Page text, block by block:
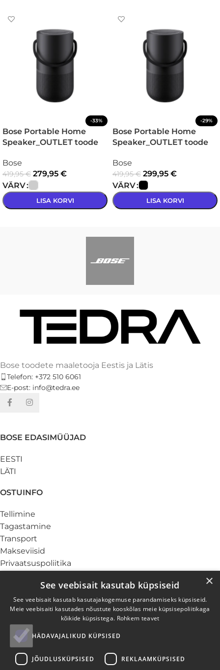
-33%
Bose Portable Home
Speaker_OUTLET toode
Bose
419,95€ 279,95 €
VÄRV
LISA KORVI
-29%
Bose Portable Home
Speaker_OUTLET toode
Bose
419,95€ 299,95 €
VÄRV
LISA KORVI
Bose toodete maaletooja Eestis ja Lätis
Telefon: +372 510 6061
E-post: info@tedra.ee
BOSE EDASIMÜÜJAD
EESTI
LÄTI
OSTUINFO
Tellimine
Tagastamine
Transport
Makseviisid
Privaatsuspoliitika
TEENUSED
Garantii ja hooldus
Elektroonikajäätmed
Paigaldus
Järelmaks
×
See veebisait kasutab küpsiseid
See veebisait kasutab kasutajakogemuse parandamiseks küpsiseid.
Meie veebisaiti kasutades nõustute kooskõlas meie küpsisepoliitikaga
kõikide küpsistega. Rohkem teavet
HÄDAVAJALIKUD KÜPSISED
JÕUDLUSKÜPSISED REKLAAMKÜPSISED